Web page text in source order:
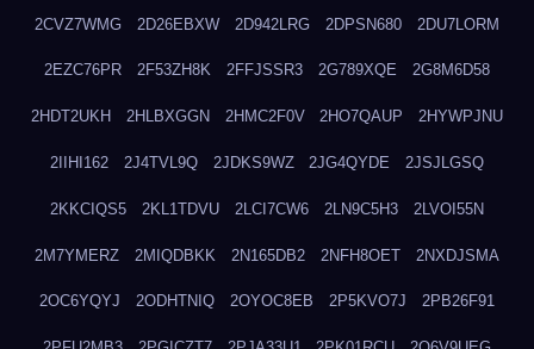
2CVZ7WMG 2D26EBXW 2D942LRG 2DPSN680 2DU7LORM
2EZC76PR 2F53ZH8K 2FFJSSR3 2G789XQE 2G8M6D58
2HDT2UKH 2HLBXGGN 2HMC2F0V 2HO7QAUP 2HYWPJNU
2IIHI162 2J4TVL9Q 2JDKS9WZ 2JG4QYDE 2JSJLGSQ
2KKCIQS5 2KL1TDVU 2LCI7CW6 2LN9C5H3 2LVOI55N
2M7YMERZ 2MIQDBKK 2N165DB2 2NFH8OET 2NXDJSMA
2OC6YQYJ 2ODHTNIQ 2OYOC8EB 2P5KVO7J 2PB26F91